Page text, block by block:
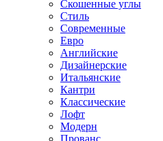
Скошенные углы
Стиль
Современные
Евро
Английские
Дизайнерские
Итальянские
Кантри
Классические
Лофт
Модерн
Прованс